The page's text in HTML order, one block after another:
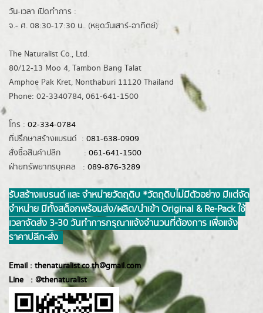
วัน-เวลา เปิดทำการ :
จ.- ศ. 08:30-17:30 น.. (หยุดวันเสาร์-อาทิตย์)
The Naturalist Co., Ltd.
80/12-13 Moo 4, Tambon Bang Talat
Amphoe Pak Kret, Nonthaburi 11120 Thailand
Phone: 02-3340784, 061-641-1500
โทร : 02-334-0784
ที่ปรึกษาสร้างแบรนด์ : 081-638-0909
สั่งซื้อสินค้าปลีก : 061-641-1500
ฝ่ายทรัพยากรบุคคล : 089-876-3289
รับสร้างแบรนด์ และ จำหน่ายวัตถุดิบ *วัตถุดิบไม่มีตัวอย่าง มีแต่จัด
จำหน่าย มีทั้งสต็อกพร้อมส่ง/ผลิต/นำเข้า Original & Re-Pack ใช้
เวลาจัดส่ง 3-30 วันทำการ กรุณาแจ้งจำนวนที่ต้องการ เพื่อแจ้ง
ราคาปลีก-ส่ง
Email : thenaturalist.co.th@gmail.com
Line : @thenaturalist